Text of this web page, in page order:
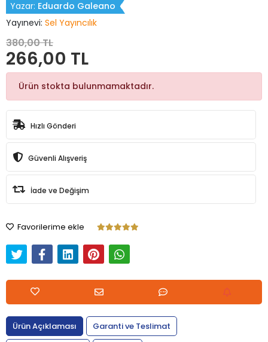
Yazar: Eduardo Galeano
Yayınevi: Sel Yayıncılık
380,00 TL
266,00 TL
Ürün stokta bulunmamaktadır.
Hızlı Gönderi
Güvenli Alışveriş
İade ve Değişim
Favorilerime ekle
Ürün Açıklaması
Garanti ve Teslimat